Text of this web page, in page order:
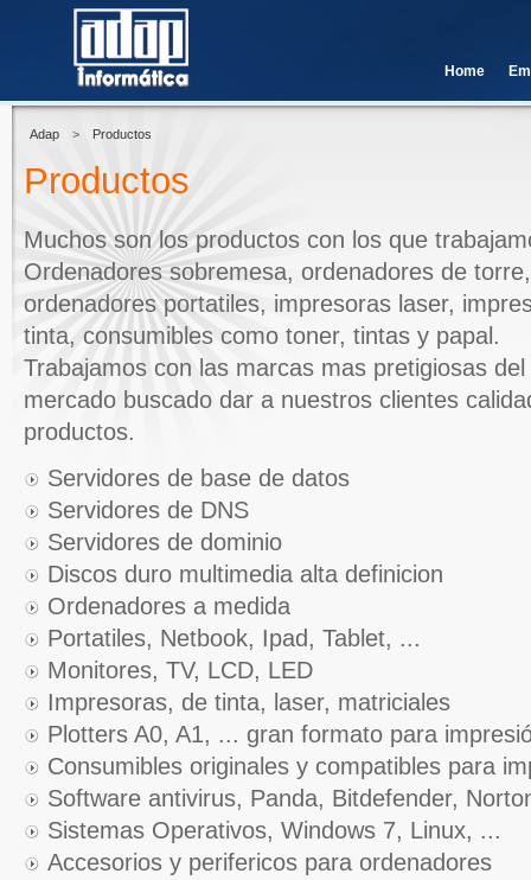
Home
Adap > Productos
Productos
Muchos son los productos con los que
Ordenadores sobremesa, ordenadores de torre,
ordenadores portatiles, impresoras laser,
tinta, consumibles como toner, tintas y papal.
Trabajamos con las marcas mas pretigiosas del
mercado buscado dar a nuestros clientes
productos.
Servidores de base de datos
Servidores de DNS
Servidores de dominio
Discos duro multimedia alta definicion
Ordenadores a medida
Portatiles, Netbook, Ipad, Tablet, ...
Monitores, TV, LCD, LED
Impresoras, de tinta, laser, matriciales
Plotters A0, A1, ... gran formato para
Consumibles originales y compatibles para
Software antivirus, Panda, Bitdefender,
Sistemas Operativos, Windows 7, Linux, ...
Accesorios y perifericos para ordenadores